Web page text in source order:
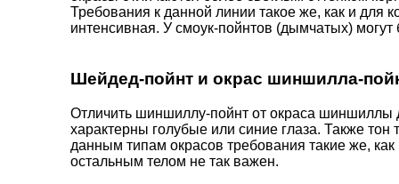
Требования к данной линии такое же, как и для
интенсивная. У смоук-пойнтов (дымчатых)
Шейдед-пойнт и окрас шиншилла-
Отличить шиншиллу-пойнт от окраса
характерны голубые или синие глаза. Также
данным типам окрасов требования такие же,
остальным телом не так важен.